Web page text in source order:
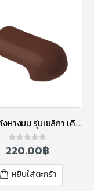
ครอบโค้งหางมน รุ่นเซลิกา เคิร์ฟ สีเรด ไวน์
0out of 5
220.00฿
หยิบใส่ตะกร้า